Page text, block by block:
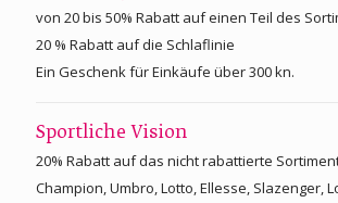
von 20 bis 50% Rabatt auf einen Teil des
20 % Rabatt auf die Schlaflinie
Ein Geschenk für Einkäufe über 300 kn.
Sportliche Vision
20% Rabatt auf das nicht rabattierte
Champion, Umbro, Lotto, Ellesse, Slazenger,